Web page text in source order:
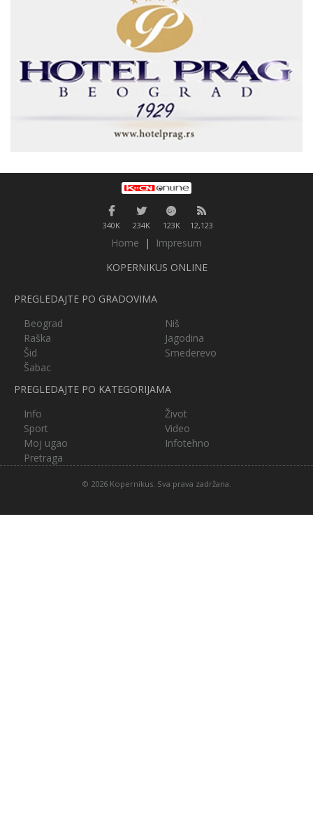
340K 234K 123K 12,123
Home |
Impresum
KOPERNIKUS ONLINE
PREGLEDAJTE PO GRADOVIMA
Beograd
Niš
Raška
Jagodina
Šid
Smederevo
Šabac
PREGLEDAJTE PO KATEGORIJAMA
Info
Život
Sport
Video
Moj ugao
Infotehno
Pretraga
© 2026 Kopernikus. Sva prava zadržana.